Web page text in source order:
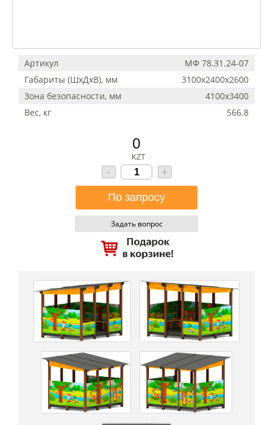
Артикул
МФ 78.31.24-07
Габариты (ШхДхВ), мм
3100х2400х2600
Зона безопасности, мм
4100х3400
Вес, кг
566.8
0
KZT
- +
Задать вопрос